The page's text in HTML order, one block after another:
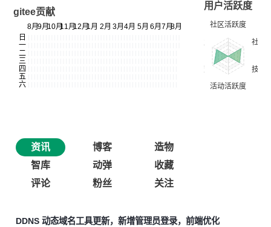
gitee贡献
用户活跃度
资讯 博客
造物
智库
动弹
收藏
评论
粉丝 关注
DDNS 动态域名工具更新，新增管理员登录，前端优化